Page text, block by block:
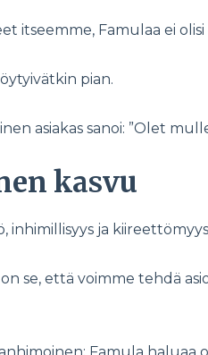
itseemme, Famulaa ei
pian.
asiakas sanoi: ”Olet
kasvu
inhimillisyys ja
se, että voimme tehdä